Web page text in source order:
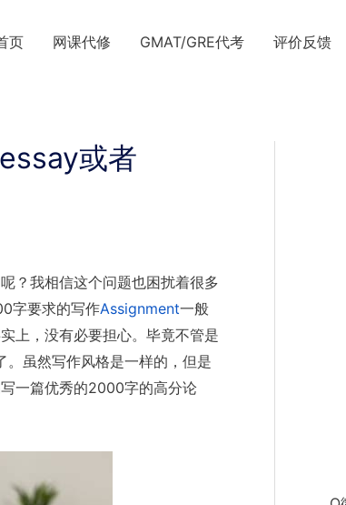
页 网课代修 GMAT/GRE代考 评价反馈
或者
？我相信这个问题也困扰着很多
字要求的写作Assignment一般
上，没有必要担心。毕竟不管是
虽然写作风格是一样的，但是
一篇优秀的2000字的高分论